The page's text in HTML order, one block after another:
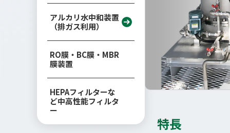
アルカリ水中和装置
（排ガス利用）
RO膜・BC膜・MBR
膜装置
HEPAフィルターな
ど中高性能フィルタ
ー
特⾧